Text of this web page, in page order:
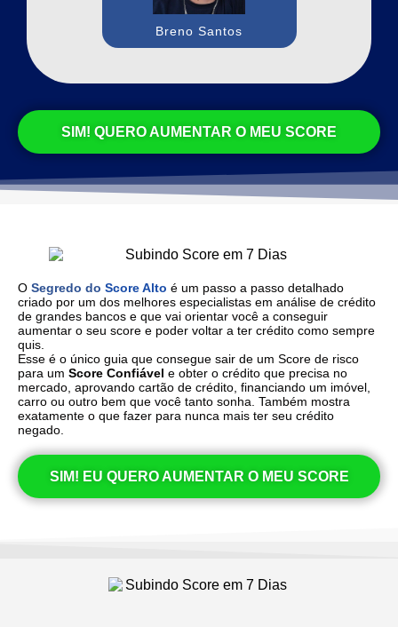
Breno Santos
SIM! QUERO AUMENTAR O MEU SCORE
O Segredo do Score Alto é um passo a passo detalhado
criado por um dos melhores especialistas em análise de crédito
de grandes bancos e que vai orientar você a conseguir
aumentar o seu score e poder voltar a ter crédito como sempre
quis.
Esse é o único guia que consegue sair de um Score de risco
para um Score Confiável e obter o crédito que precisa no
mercado, aprovando cartão de crédito, financiando um imóvel,
carro ou outro bem que você tanto sonha. Também mostra
exatamente o que fazer para nunca mais ter seu crédito
negado.
SIM! EU QUERO AUMENTAR O MEU SCORE